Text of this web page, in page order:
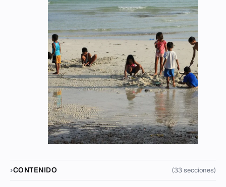
CONTENIDO (33 secciones)